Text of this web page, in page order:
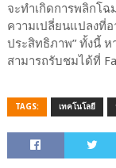
จะทำเกิดการพลิกโ
ความเปลี่ยนแปลงที่
ประสิทธิภาพ” ทั้งนี้
สามารถรับชมได้ที่
TAGS: เทคโนโลยี